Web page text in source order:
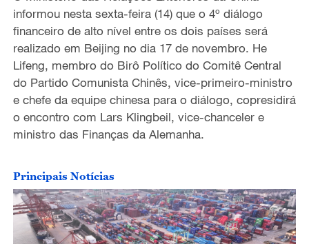
informou nesta sexta-feira (14) que o 4º diálogo
financeiro de alto nível entre os dois países será
realizado em Beijing no dia 17 de novembro. He
Lifeng, membro do Birô Político do Comitê Central
do Partido Comunista Chinês, vice-primeiro-ministro
e chefe da equipe chinesa para o diálogo, copresidirá
o encontro com Lars Klingbeil, vice-chanceler e
ministro das Finanças da Alemanha.
Principais Notícias